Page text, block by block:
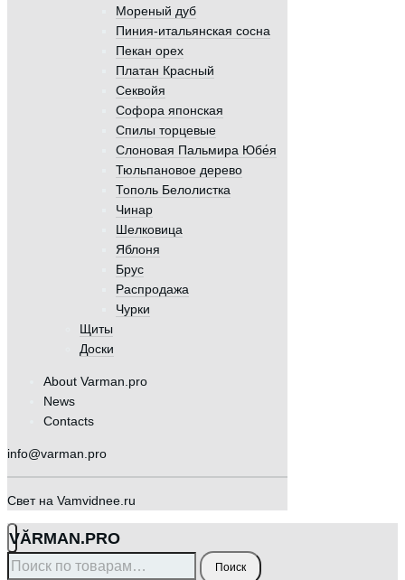
Мореный дуб
Пиния-итальянская сосна
Пекан орех
Платан Красный
Секвойя
Софора японская
Спилы торцевые
Слоновая Пальмира Юбе́я
Тюльпановое дерево
Тополь Белолистка
Чинар
Шелковица
Яблоня
Брус
Распродажа
Чурки
Щиты
Доски
About Varman.pro
News
Contacts
info@varman.pro
Свет на Vamvidnee.ru
VӐRMAN.PRO
Искать: Поиск